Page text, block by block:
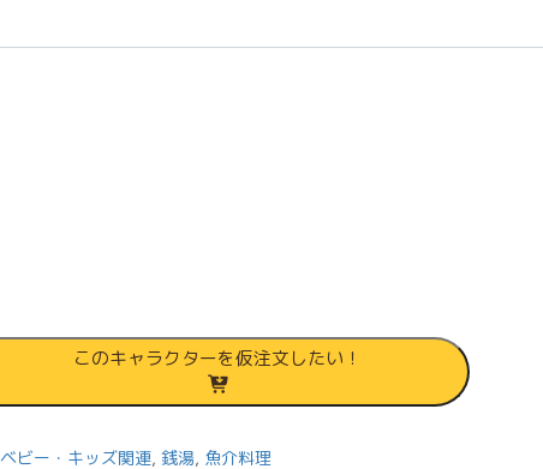
このキャラクターを仮注文したい！
ベビー・キッズ関連, 銭湯, 魚介料理